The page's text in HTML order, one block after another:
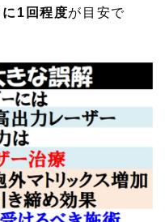
１２０００円にて、ご提
・年末は12月31日まで診
木)からとなります。皆
せ！！
ペーン第６弾 ケミカル
グ」通常価格6,000円を
す。
1 回程度が目安で